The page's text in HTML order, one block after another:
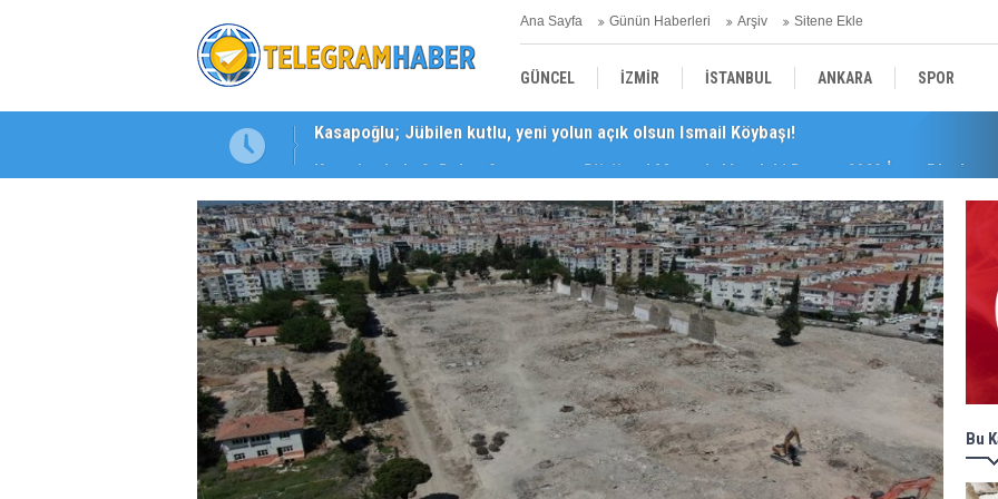
Ana Sayfa Günün Haberleri Arşiv Sitene Ekle
GÜNCEL İZMİR İSTANBUL ANKARA SPOR
YEREL SAĞLIK EKONOMİ
Kuşadası'nda 3. Dalga Operasyonu Büyüyor! Mercek Altındaki Dosya: 2023 İmar Planları
Bu